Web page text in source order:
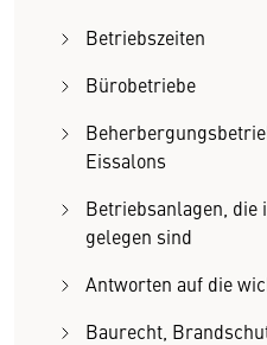
Betriebszeiten
Bürobetriebe
Eissalons
Betriebsanlagen,
gelegen sind
Antworten auf die
Baurecht,